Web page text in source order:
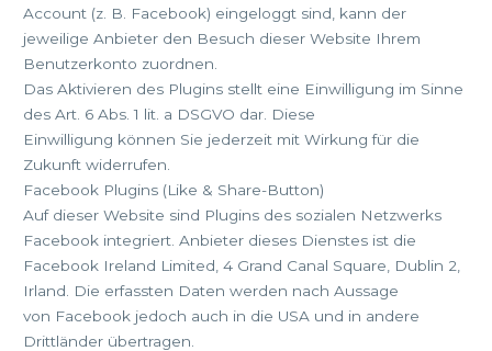
Account (z. B. Facebook) eingeloggt sind, kann der
jeweilige Anbieter den Besuch dieser Website Ihrem
Benutzerkonto zuordnen.
Das Aktivieren des Plugins stellt eine Einwilligung im Sinne
des Art. 6 Abs. 1 lit. a DSGVO dar. Diese
Einwilligung können Sie jederzeit mit Wirkung für die
Zukunft widerrufen.
Facebook Plugins (Like & Share-Button)
Auf dieser Website sind Plugins des sozialen Netzwerks
Facebook integriert. Anbieter dieses Dienstes ist die
Facebook Ireland Limited, 4 Grand Canal Square, Dublin 2,
Irland. Die erfassten Daten werden nach Aussage
von Facebook jedoch auch in die USA und in andere
Drittländer übertragen.